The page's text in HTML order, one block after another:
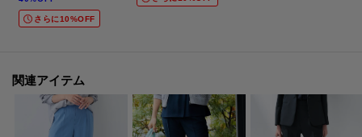
クリックして簡単に追加できます！
＜おすすめPOINT＞
お得な情報をGETできます！！
さらに10%OFF
関連アイテム